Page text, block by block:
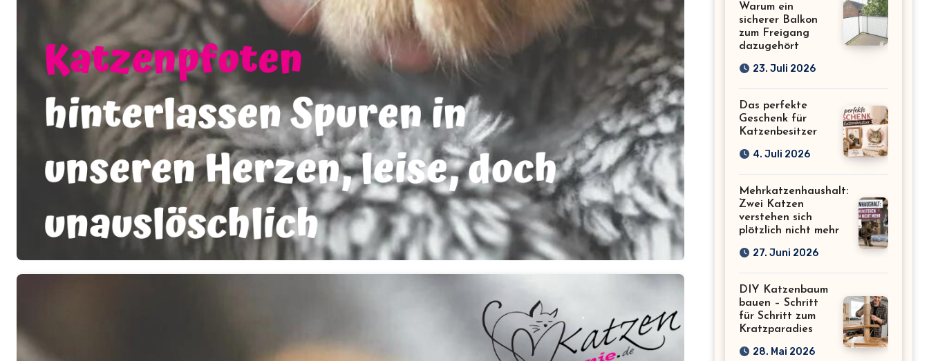
Warum ein
sicherer Balkon
zum Freigang
dazugehört
23. Juli 2026
Das perfekte
Geschenk für
Katzenbesitzer
4. Juli 2026
Mehrkatzenhaushalt:
Zwei Katzen
verstehen sich
plötzlich nicht mehr
27. Juni 2026
DIY Katzenbaum
bauen – Schritt
für Schritt zum
Kratzparadies
28. Mai 2026